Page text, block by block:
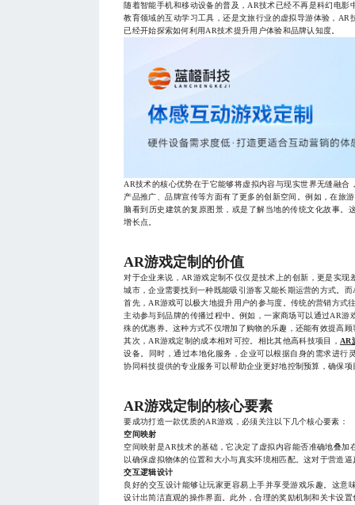
随着智能手机和移动设备的普及，AR技术已经不再是科幻电
教育领域的互动学习工具，还是文旅行业的虚拟导游体验，
已经开始探索如何利用AR技术提升用户体验和品牌认知度。
AR技术的核心优势在于它能够将虚拟内容与现实世界无缝融
产品推广、品牌宣传等方面有了更多的创新空间。例如，在旅
脑看到历史建筑的复原图景，或是了解当地的传统文化故事。
增长点。
AR游戏定制的价值
对于企业来说，AR游戏定制不仅仅是技术上的创新，更是实
城市，企业需要找到一种既能吸引游客又能长期运营的方式。
首先，AR游戏可以极大地提升用户的参与度。传统的营销方式
主动参与到品牌的传播过程中。例如，一家商场可以通过AR
殊的优惠券。这种方式不仅增加了购物的乐趣，还能有效提高顾
其次，AR游戏定制的成本相对可控。相比其他高科技项目， AR
设备。同时，通过本地化服务，企业可以根据自身的需求进行
协同科技提供的专业服务可以帮助企业更好地控制预算，确保
AR游戏定制的核心要素
要成功打造一款优质的AR游戏，必须关注以下几个核心要素：
空间映射
空间映射是AR技术的基础，它决定了虚拟内容能否准确地叠
以确保虚拟物体的位置和大小与真实环境相匹配。这对于营造
交互逻辑设计
良好的交互设计能够让玩家更容易上手并享受游戏乐趣。这意
设计出简洁直观的操作界面。此外，合理的奖励机制和关卡设